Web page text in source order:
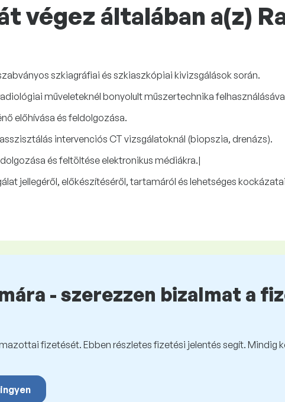
végez általában a(z)
szkiagráfiai és szkiaszkópiai kivizsgálások során.
műveleteknél bonyolult műszertechnika
előhívása és feldolgozása.
intervenciós CT vizsgálatoknál (biopszia, drenázs).
és feltöltése elektronikus médiákra.|
jellegéről, előkészítéséről, tartamáról és lehetséges
- szerezzen bizalmat a
fizetését. Ebben részletes fizetési jelentés segít. Mindig